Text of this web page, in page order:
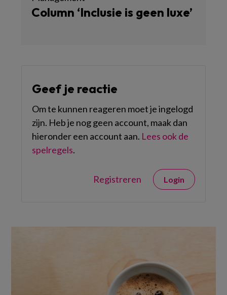
Column ‘Inclusie is geen luxe’
Geef je reactie
Om te kunnen reageren moet je ingelogd
zijn. Heb je nog geen account, maak dan
hieronder een account aan. Lees ook de
spelregels.
Registreren Login